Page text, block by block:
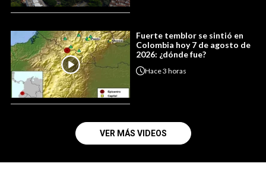
Fuerte temblor se sintió en
Colombia hoy 7 de agosto de
2026: ¿dónde fue?
Hace3 horas
VER MÁS VIDEOS